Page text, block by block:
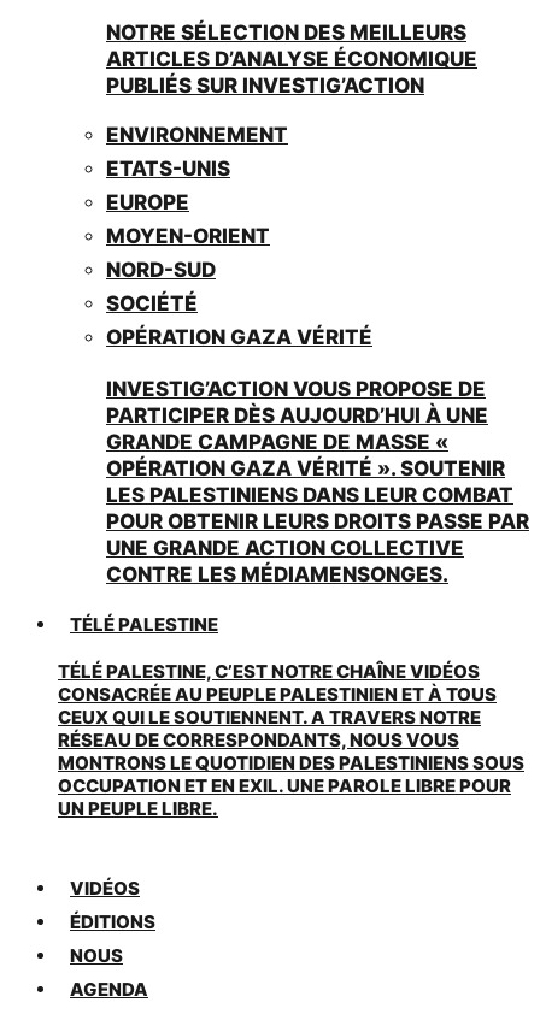
NOTRE SÉLECTION DES MEILLEURS
ARTICLES D’ANALYSE ÉCONOMIQUE
PUBLIÉS SUR INVESTIG’ACTION
ENVIRONNEMENT
ETATS-UNIS
EUROPE
MOYEN-ORIENT
NORD-SUD
SOCIÉTÉ
OPÉRATION GAZA VÉRITÉ
INVESTIG’ACTION VOUS PROPOSE DE
PARTICIPER DÈS AUJOURD’HUI À UNE
GRANDE CAMPAGNE DE MASSE «
OPÉRATION GAZA VÉRITÉ ». SOUTENIR
LES PALESTINIENS DANS LEUR COMBAT
POUR OBTENIR LEURS DROITS PASSE PAR
UNE GRANDE ACTION COLLECTIVE
CONTRE LES MÉDIAMENSONGES.
TÉLÉ PALESTINE
TÉLÉ PALESTINE, C’EST NOTRE CHAÎNE VIDÉOS
CONSACRÉE AU PEUPLE PALESTINIEN ET À TOUS
CEUX QUI LE SOUTIENNENT. A TRAVERS NOTRE
RÉSEAU DE CORRESPONDANTS, NOUS VOUS
MONTRONS LE QUOTIDIEN DES PALESTINIENS SOUS
OCCUPATION ET EN EXIL. UNE PAROLE LIBRE POUR
UN PEUPLE LIBRE.
VIDÉOS
ÉDITIONS
NOUS
AGENDA